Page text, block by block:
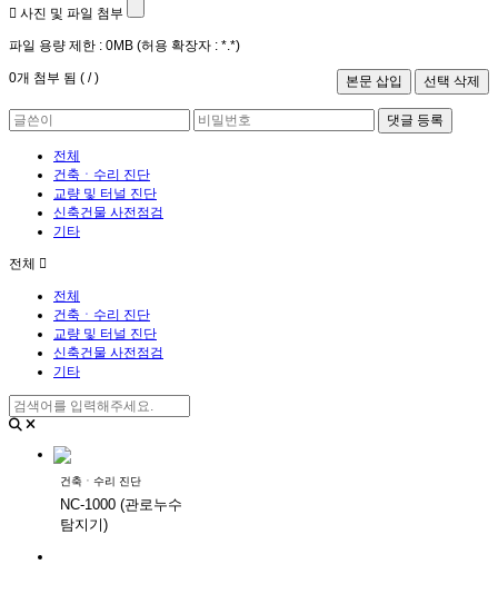
사진 및 파일 첨부
파일 용량 제한 : 0MB (허용 확장자 : *.*)
0개 첨부 됨 ( /)
댓글 등록
전체
건축ㆍ수리 진단
교량 및 터널 진단
신축건물 사전점검
기타
전체
전체
건축ㆍ수리 진단
교량 및 터널 진단
신축건물 사전점검
기타
건축ㆍ수리 진단
NC-1000 (관로누수
탐지기)